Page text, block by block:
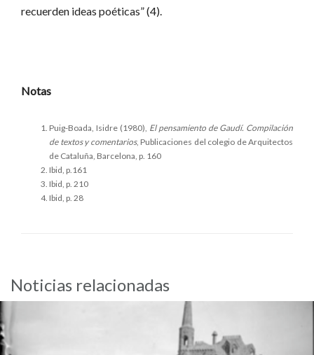
recuerden ideas poéticas” (4).
Notas
Puig-Boada, Isidre (1980), El pensamiento de Gaudí. Compilación
de textos y comentarios, Publicaciones del colegio de Arquitectos
de Cataluña, Barcelona, p. 160
Ibid, p.161
Ibid, p. 210
Ibid, p. 28
Noticias relacionadas